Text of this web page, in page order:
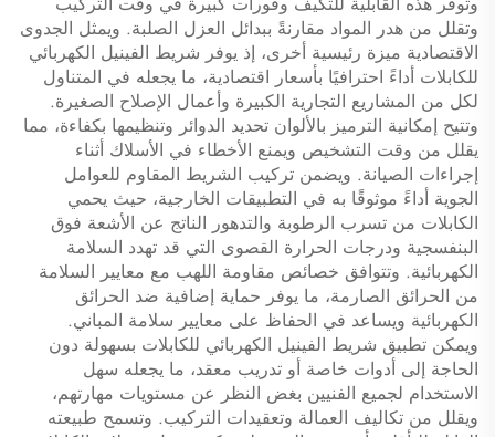
وتقلل من هدر المواد مقارنةً ببدائل العزل الصلبة. ويمثل الجدوى
الاقتصادية ميزة رئيسية أخرى، إذ يوفر شريط الفينيل الكهربائي
للكابلات أداءً احترافيًا بأسعار اقتصادية، ما يجعله في المتناول
لكل من المشاريع التجارية الكبيرة وأعمال الإصلاح الصغيرة.
وتتيح إمكانية الترميز بالألوان تحديد الدوائر وتنظيمها بكفاءة، مما
يقلل من وقت التشخيص ويمنع الأخطاء في الأسلاك أثناء
إجراءات الصيانة. ويضمن تركيب الشريط المقاوم للعوامل
الجوية أداءً موثوقًا به في التطبيقات الخارجية، حيث يحمي
الكابلات من تسرب الرطوبة والتدهور الناتج عن الأشعة فوق
البنفسجية ودرجات الحرارة القصوى التي قد تهدد السلامة
الكهربائية. وتتوافق خصائص مقاومة اللهب مع معايير السلامة
من الحرائق الصارمة، ما يوفر حماية إضافية ضد الحرائق
الكهربائية ويساعد في الحفاظ على معايير سلامة المباني.
ويمكن تطبيق شريط الفينيل الكهربائي للكابلات بسهولة دون
الحاجة إلى أدوات خاصة أو تدريب معقد، ما يجعله سهل
الاستخدام لجميع الفنيين بغض النظر عن مستويات مهارتهم،
ويقلل من تكاليف العمالة وتعقيدات التركيب. وتسمح طبيعته